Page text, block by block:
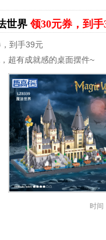
世界领30元券，到手
到手39元
超有成就感的桌面摆件~
时间